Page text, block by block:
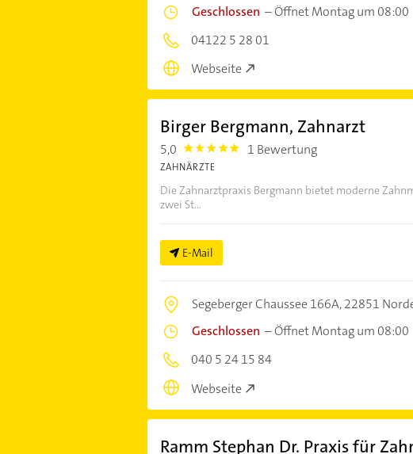
Geschlossen –Öffnet Montag um 08:00
04122 5 28 01
Webseite
Birger Bergmann, Zahnarzt
5,0 5.0 1 Bewertung
ZAHNÄRZTE
Die Zahnarztpraxis Bergmann bietet moderne
zwei St...
E-Mail
Segeberger Chaussee 166A,22851
Geschlossen –Öffnet Montag um 08:00
040 5 24 15 84
Webseite
Ramm Stephan Dr. Praxis für